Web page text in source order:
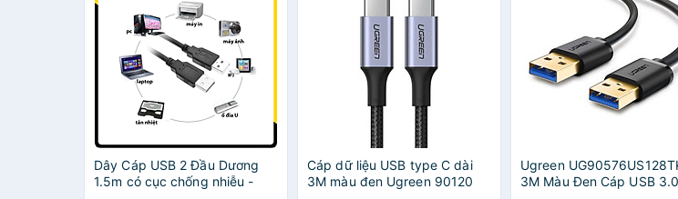
Dây Cáp USB 2 Đầu Dương
1.5m có cục chống nhiễu -
Cáp dữ liệu USB type C dài
3M màu đen Ugreen 90120
Ugreen
3M Màu Đen Cáp USB